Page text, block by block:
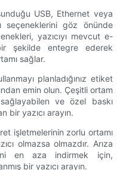
USB, Ethernet veya
seçeneklerini göz önünde
yazıcıyı mevcut e-
şekilde entegre ederek
sağlar.
planladığınız etiket
emin olun. Çeşitli ortam
ve özel baskı
bir yazıcı arayın.
işletmelerinin zorlu ortamı
olmazsa olmazdır. Arıza
en aza indirmek için,
bir yazıcı arayın.